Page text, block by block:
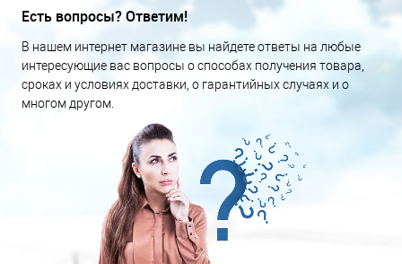
Есть вопросы? Ответим!
В нашем интернет магазине вы найдете ответы на любые
интересующие вас вопросы о способах получения товара,
сроках и условиях доставки, о гарантийных случаях и о
многом другом.